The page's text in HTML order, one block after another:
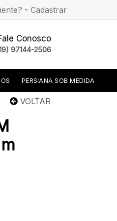
- Cadastrar
Conosco
97144-2506
PERSIANA SOB MEDIDA
VOLTAR